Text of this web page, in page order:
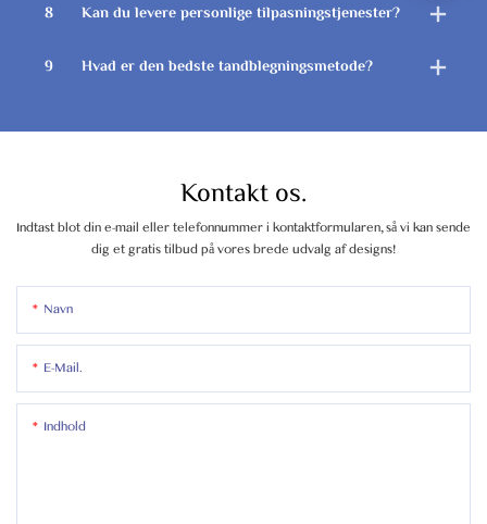
8 Kan du levere personlige tilpasningstjenester?
9 Hvad er den bedste tandblegningsmetode?
Kontakt os.
Indtast blot din e-mail eller telefonnummer i kontaktformularen, så vi kan sende
dig et gratis tilbud på vores brede udvalg af designs!
Navn
E-Mail.
Indhold